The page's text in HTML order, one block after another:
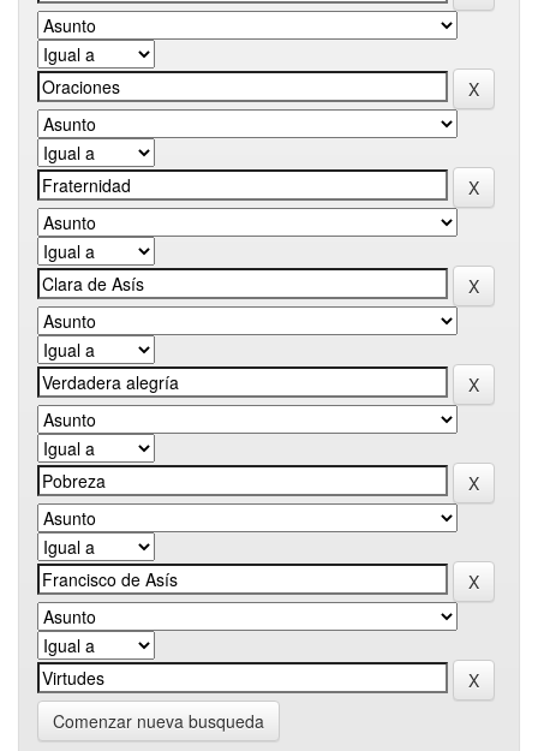
Comenzar nueva busqueda